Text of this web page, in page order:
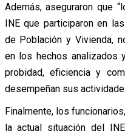
Además, aseguraron que
INE que participaron en
de Población y Vivienda,
en los hechos analizados
probidad, eficiencia y
desempeñan sus
Finalmente, los
la actual situación del